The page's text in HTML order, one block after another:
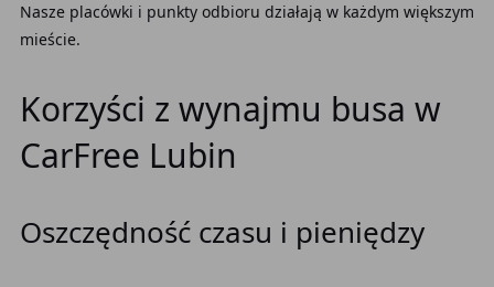
Nasze placówki i punkty odbioru działają w każdym większym
mieście.
Korzyści z wynajmu busa w
CarFree Lubin
Oszczędność czasu i pieniędzy